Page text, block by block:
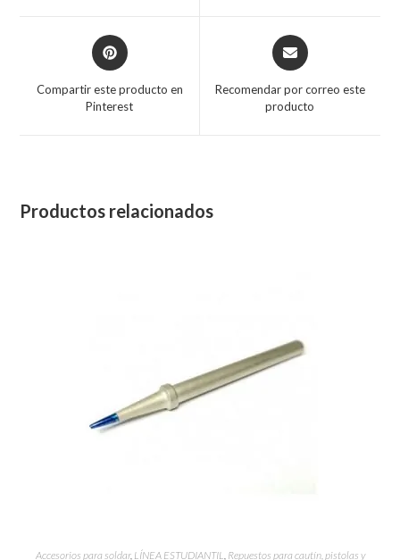
Compartir este producto en
Pinterest
Recomendar por correo este
producto
Productos relacionados
Accesorios para soldar, LÍNEA ESTUDIANTIL Repuestos para cautín, pistolas y